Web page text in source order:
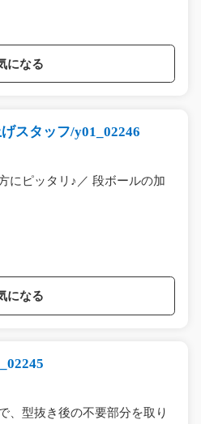
になる
スタッフ/y01_02246
にピッタリ♪／ 段ボールの加
になる
、型抜き後の不要部分を取り